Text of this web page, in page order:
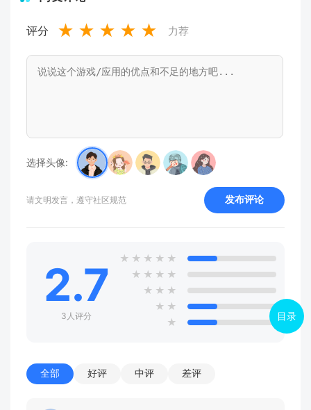
评分 ★ ★ ★ ★ ★ 力荐
选择头像:
请文明发言，遵守社区规范 发布评论
2.7
3人评分
★ ★ ★ ★ ★
★ ★ ★ ★
★ ★ ★
★ ★
★
全部 好评 中评 差评
目录